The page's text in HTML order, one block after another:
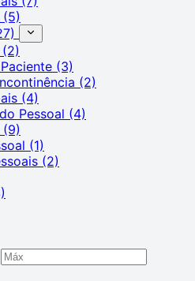
(5)
(2)
(3)
(2)
(4)
Pessoal (4)
(9)
(1)
(2)